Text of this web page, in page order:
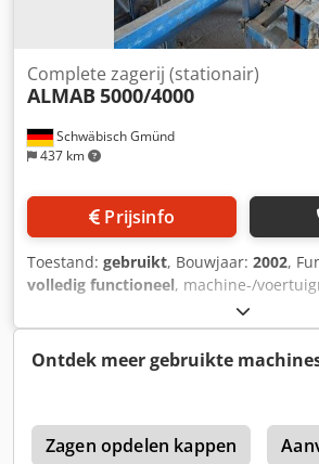
Schwäbisch Gmünd
437 km
Complete zagerij (stationair)
ALMAB 5000/4000
Prijsinfo
Toestand: gebruikt, Bouwjaar: 2002,
volledig functioneel, machine-/
, Te koop
automatische installatie voor het
inclusief losse aanvoer, afkortzaag, 2
extra afvoer, en afkorting van
een lengte van 2000-5280 mm, een
een breedte van 70-260 mm.
58 stuks per minuut, bediening door
Ontdek meer gebruikte
Zagen opdelen kappen